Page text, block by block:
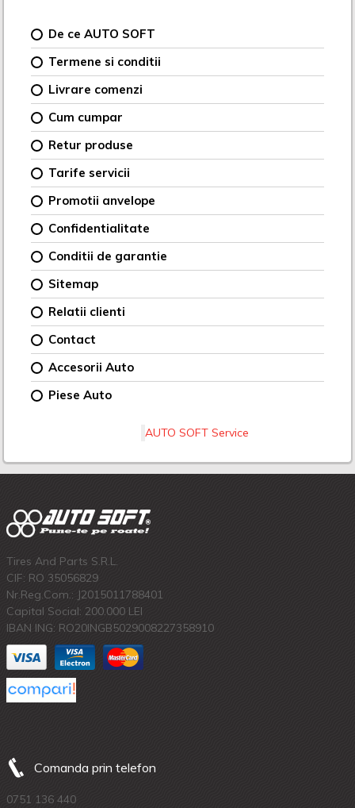
De ce AUTO SOFT
Termene si conditii
Livrare comenzi
Cum cumpar
Retur produse
Tarife servicii
Promotii anvelope
Confidentialitate
Conditii de garantie
Sitemap
Relatii clienti
Contact
Accesorii Auto
Piese Auto
AUTO SOFT Service
Tires And Parts S.R.L.
CIF: RO 35056829
Nr.Reg.Com.: J2015011788401
Capital Social: 200.000 LEI
IBAN ING: RO20INGB5029008227358910
Comanda prin telefon
0751 136 440